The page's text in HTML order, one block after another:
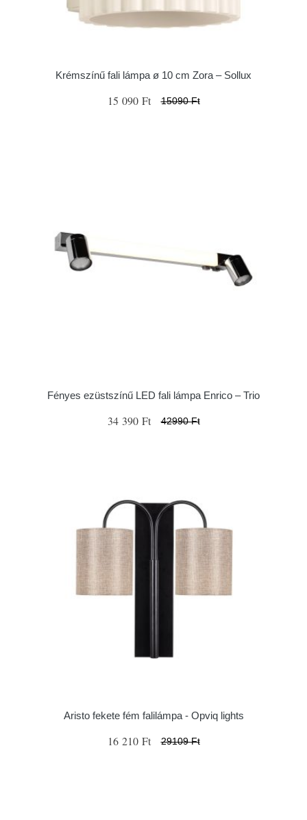
Krémszínű fali lámpa ø 10 cm Zora – Sollux
15 090 Ft 15090 Ft
Fényes ezüstszínű LED fali lámpa Enrico – Trio
34 390 Ft 42990 Ft
Aristo fekete fém falilámpa - Opviq lights
16 210 Ft 29109 Ft